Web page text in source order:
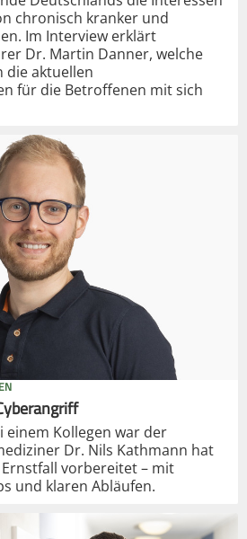
chronisch kranker und
Im Interview erklärt
Dr. Martin Danner, welche
die aktuellen
für die Betroffenen mit sich
einem Kollegen war der
Dr. Nils Kathmann hat
vorbereitet – mit
und klaren Abläufen.